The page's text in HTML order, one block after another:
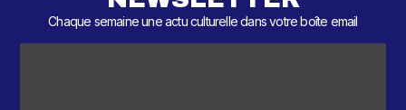
Chaque semaine une actu culturelle dans votre boîte email